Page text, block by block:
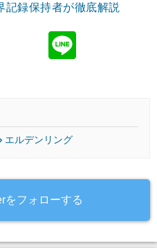
記録保持者が徹底解説
エルデンリング
をフォローする